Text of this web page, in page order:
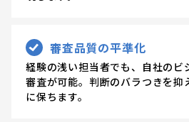
審査品質の平準化
経験の浅い担当者でも、自社のビ
審査が可能。判断のバラつきを抑
に保ちます。